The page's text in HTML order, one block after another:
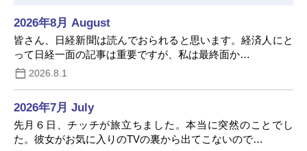
2026年8月 August
皆さん、日経新聞は読んでおられると思います。経済人にと
って日経一面の記事は重要ですが、私は最終面か…
2026.8.1
2026年7月 July
先月６日、チッチが旅立ちました。本当に突然のことでし
た。彼女がお気に入りのTVの裏から出てこないので…